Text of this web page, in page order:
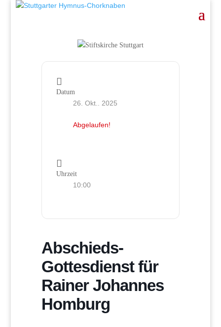
Datum
26. Okt.. 2025
Abgelaufen!
Uhrzeit
10:00
Abschieds-
Gottesdienst für
Rainer Johannes
Homburg